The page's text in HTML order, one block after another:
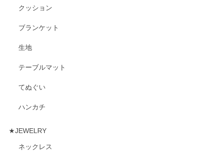
クッション
ブランケット
生地
テーブルマット
てぬぐい
ハンカチ
★JEWELRY
ネックレス